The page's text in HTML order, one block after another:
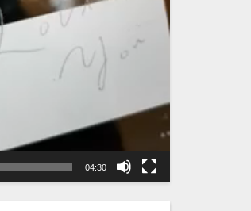
04:30